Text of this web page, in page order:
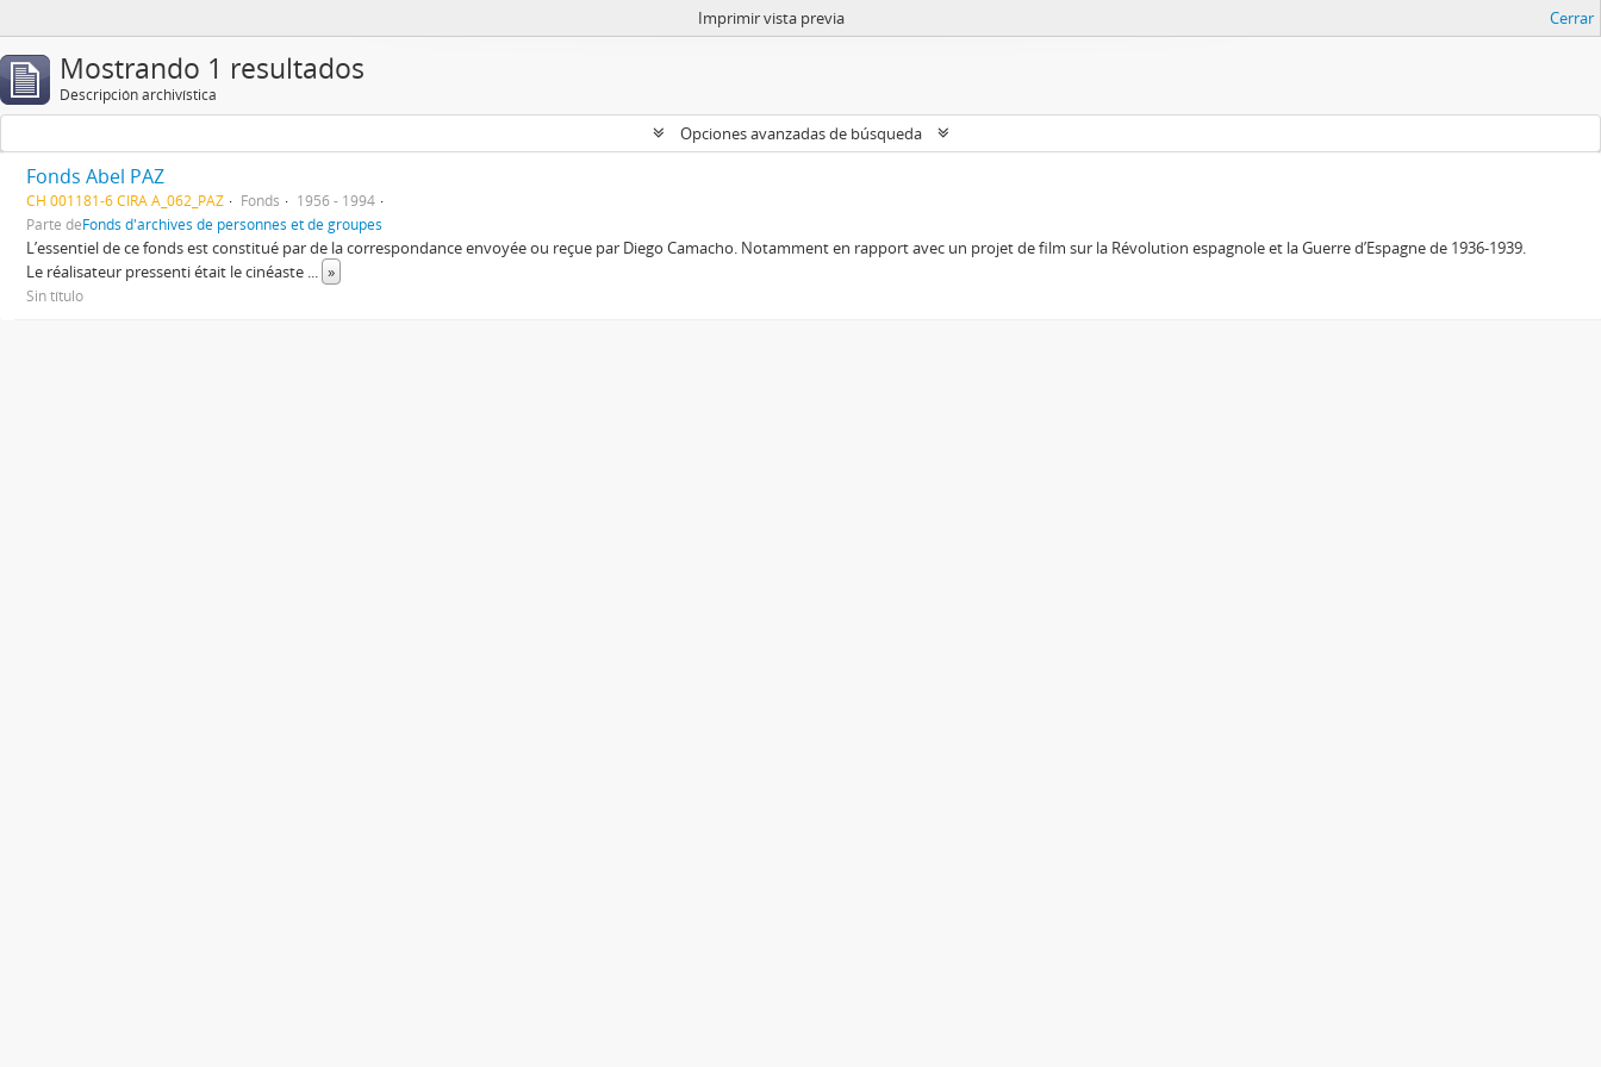
Imprimir vista previa Cerrar
Mostrando 1 resultados
Descripción archivística
Opciones avanzadas de búsqueda
Fonds Abel PAZ
CH 001181-6 CIRA A_062_PAZ Fonds
1956 - 1994
Parte deFonds d'archives de personnes et de groupes
L’essentiel de ce fonds est constitué par de la correspondance envoyée ou reçue par Diego Camacho. Notamment en rapport avec un projet de film sur la Révolution espagnole et la Guerre d’Espagne de 1936-1939.
Le réalisateur pressenti était le cinéaste ... »
Sin título